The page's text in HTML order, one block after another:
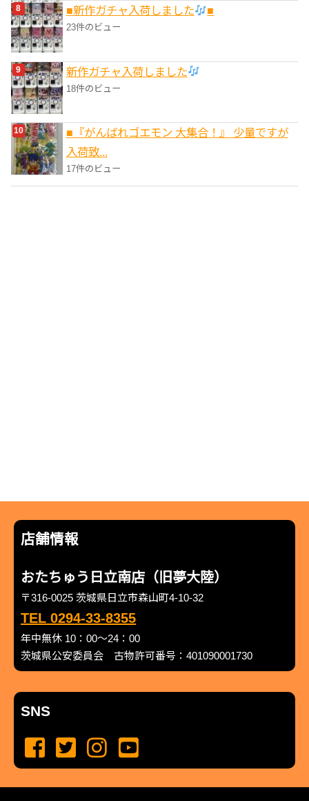
■新作ガチャ入荷しました ■
23件のビュー
新作ガチャ入荷しました
18件のビュー
■『がんばれゴエモン 大集合！』 少量ですが
入荷致...
17件のビュー
店舗情報
おたちゅう日立南店（旧夢大陸）
〒316-0025 茨城県日立市森山町4-10-32
TEL 0294-33-8355
年中無休 10：00～24：00
茨城県公安委員会 古物許可番号：401090001730
SNS